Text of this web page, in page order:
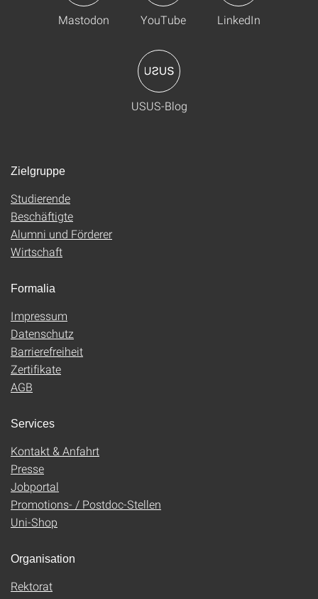
Mastodon YouTube LinkedIn
USUS-Blog
Zielgruppe
Studierende
Beschäftigte
Alumni und Förderer
Wirtschaft
Formalia
Impressum
Datenschutz
Barrierefreiheit
Zertifikate
AGB
Services
Kontakt & Anfahrt
Presse
Jobportal
Promotions- / Postdoc-Stellen
Uni-Shop
Organisation
Rektorat